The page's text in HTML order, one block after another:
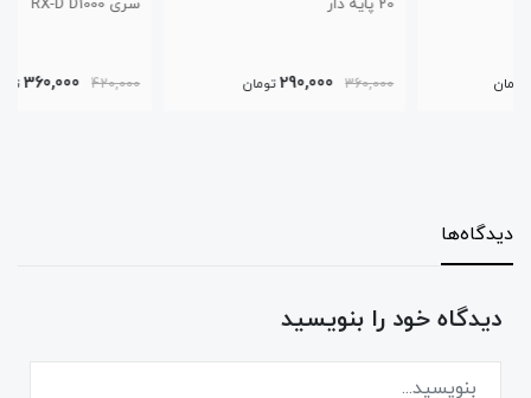
290,000 تومان 360,000 تومان
دیدگاه‌ها
دیدگاه خود را بنویسید